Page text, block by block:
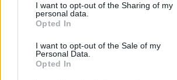
I want to opt-out of the Sharing of my
personal data.
Opted In
I want to opt-out of the Sale of my
Personal Data.
Opted In